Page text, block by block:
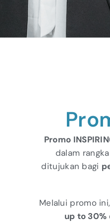
Promo
dalam
ditujukan bagi
Melalui promo
up to 30%